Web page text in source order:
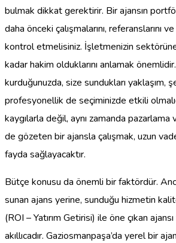
bulmak dikkat gerektirir. Bir ajansın
daha önceki çalışmalarını, referanslarını
kontrol etmelisiniz. İşletmenizin
kadar hakim olduklarını anlamak
kurduğunuzda, size sundukları yaklaşım,
profesyonellik de seçiminizde etkili
kaygılarla değil, aynı zamanda
de gözeten bir ajansla çalışmak, uzun
fayda sağlayacaktır.
Bütçe konusu da önemli bir faktördür.
sunan ajans yerine, sunduğu hizmetin
(ROI – Yatırım Getirisi) ile öne çıkan
akıllıcadır. Gaziosmanpaşa’da yerel bir